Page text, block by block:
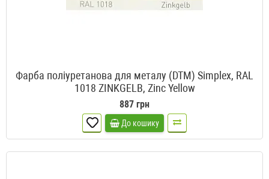
Фарба поліуретанова для металу (DTM) Simplex, RAL
1018 ZINKGELB, Zinc Yellow
887 грн
До кошику